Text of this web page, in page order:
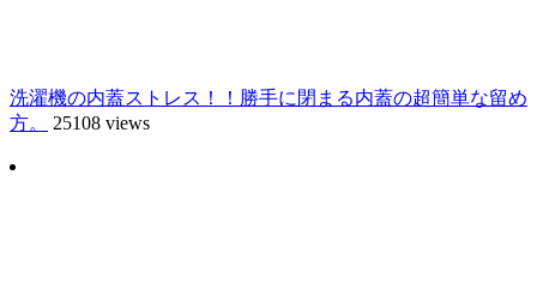
洗濯機の内蓋ストレス！！勝手に閉まる内蓋の超簡単な留め
方。
25108 views